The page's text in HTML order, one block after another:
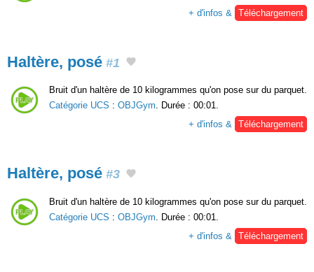
+ d'infos &
Téléchargement
Haltère, posé #1
Bruit d'un haltère de 10 kilogrammes qu'on pose sur du parquet.
Catégorie UCS : OBJGym. Durée : 00:01.
+ d'infos & Téléchargement
Haltère, posé #3
Bruit d'un haltère de 10 kilogrammes qu'on pose sur du parquet.
Catégorie UCS : OBJGym . Durée : 00:01.
+ d'infos &
Téléchargement